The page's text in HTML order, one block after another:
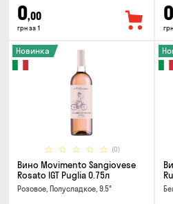
0,00
грн за 1
0
(0)
Новинка
Вино Movimento Sangiovese
Rosato IGT Puglia 0.75л
Розовое, Полусладкое, 9.5°